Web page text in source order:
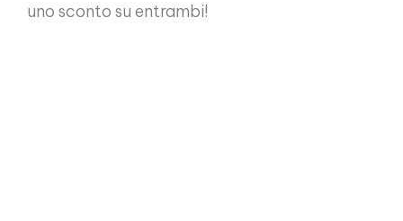
uno sconto su entrambi!